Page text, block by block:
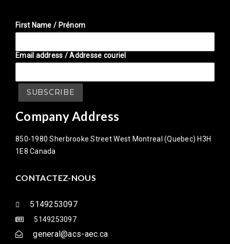
First Name / Prénom
Email address / Addresse couriel
Company Address
850-1980 Sherbrooke Street West Montreal (Quebec) H3H
1E8 Canada
CONTACTEZ-NOUS
5149253097
5149253097
general@acs-aec.ca